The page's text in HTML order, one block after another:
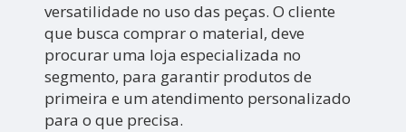
versatilidade no uso das peças. O cliente
que busca comprar o material, deve
procurar uma loja especializada no
segmento, para garantir produtos de
primeira e um atendimento personalizado
para o que precisa.